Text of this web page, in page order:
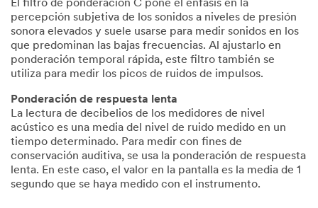
El filtro de ponderación C pone el énfasis en la
percepción subjetiva de los sonidos a niveles de presión
sonora elevados y suele usarse para medir sonidos en los
que predominan las bajas frecuencias. Al ajustarlo en
ponderación temporal rápida, este filtro también se
utiliza para medir los picos de ruidos de impulsos.
Ponderación de respuesta lenta
La lectura de decibelios de los medidores de nivel
acústico es una media del nivel de ruido medido en un
tiempo determinado. Para medir con fines de
conservación auditiva, se usa la ponderación de respuesta
lenta. En este caso, el valor en la pantalla es la media de 1
segundo que se haya medido con el instrumento.